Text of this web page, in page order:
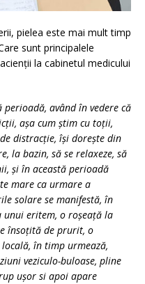
pielea este mai mult timp
sunt principalele
la cabinetul medicului
perioadă, având în vedere că
aşa cum ştim cu toţii,
distracţie, îşi doreşte din
la bazin, să se relaxeze, să
şi în această perioadă
mare ca urmare a
solare se manifestă, în
eritem, o roşeaţă la
însoţită de prurit, o
în timp urmează,
veziculo-buloase, pline
uşor si apoi apare